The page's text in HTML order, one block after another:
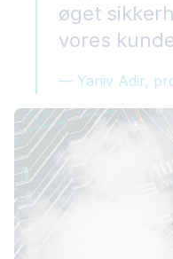
øget
vores
— Yaniv Adir,